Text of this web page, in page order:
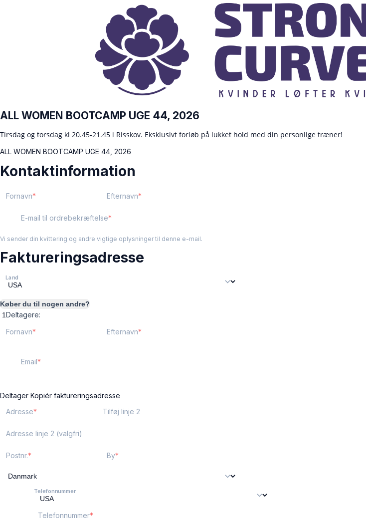
ALL WOMEN BOOTCAMP UGE 44, 2026
Tirsdag og torsdag kl 20.45-21.45 i Risskov. Eksklusivt forløb på lukket hold med din personlige træner!
ALL WOMEN BOOTCAMP UGE 44, 2026
Kontaktinformation
Fornavn Efternavn
E-mail til ordrebekræftelse
Vi sender din kvittering og andre vigtige oplysninger til denne e-mail.
Faktureringsadresse
Land
Køber du til nogen andre?
Deltagere:
Fornavn
Efternavn
Email
Deltager Kopiér faktureringsadresse
Adresse
Tilføj linje 2
Adresse linje 2 (valgfri)
Postnr. By
Telefonnummer
Telefonnummer